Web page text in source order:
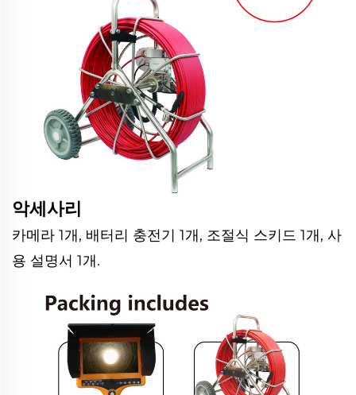
악세사리
카메라 1개, 배터리 충전기 1개, 조절식 스키드 1개, 사
용 설명서 1개.